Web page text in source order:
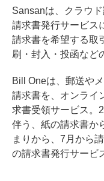
Sansanは、クラウ
請求書発行サービス
請求書を希望する取
刷・封入・投函など
Bill Oneは、郵送や
請求書を、オンライ
求書受領サービス。
伴う、紙の請求書か
まりから、7月から
の請求書発行サービ